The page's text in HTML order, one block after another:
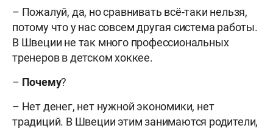
– Пожалуй, да, но сравнивать всё-таки нельзя,
потому что у нас совсем другая система работы.
В Швеции не так много профессиональных
тренеров в детском хоккее.
– Почему?
– Нет денег, нет нужной экономики, нет
традиций. В Швеции этим занимаются родители,